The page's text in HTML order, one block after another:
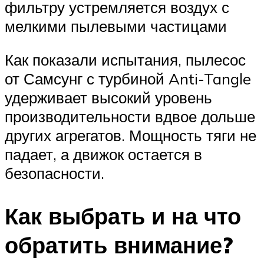
фильтру устремляется воздух с
мелкими пылевыми частицами
Как показали испытания, пылесос
от Самсунг с турбиной Anti-Tangle
удерживает высокий уровень
производительности вдвое дольше
других агрегатов. Мощность тяги не
падает, а движок остается в
безопасности.
Как выбрать и на что
обратить внимание?